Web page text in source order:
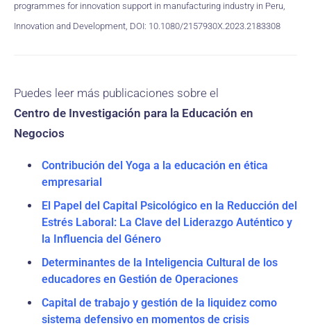
programmes for innovation support in manufacturing industry in Peru,
Innovation and Development, DOI: 10.1080/2157930X.2023.2183308
Puedes leer más publicaciones sobre el
Centro de Investigación para la Educación en
Negocios
Contribución del Yoga a la educación en ética
empresarial
El Papel del Capital Psicológico en la Reducción del
Estrés Laboral: La Clave del Liderazgo Auténtico y
la Influencia del Género
Determinantes de la Inteligencia Cultural de los
educadores en Gestión de Operaciones
Capital de trabajo y gestión de la liquidez como
sistema defensivo en momentos de crisis